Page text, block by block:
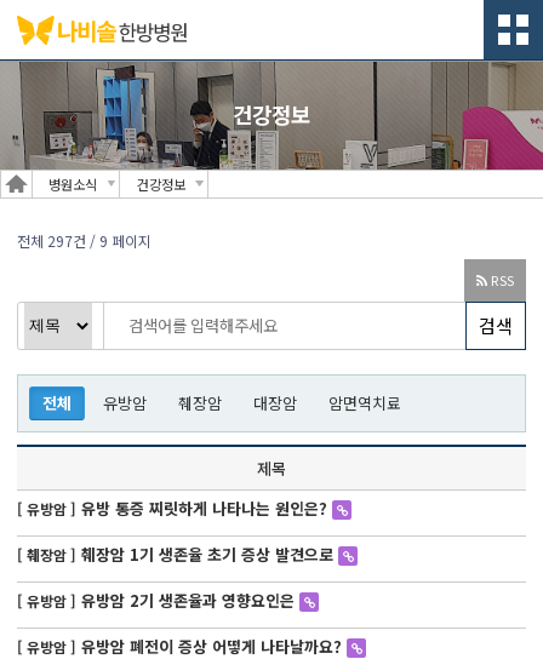
건강정보
병원소식 건강정보
전체 297건 / 9 페이지
RSS
검색
전체 유방암 췌장암 대장암 암면역치료
제목
[ 유방암 ] 유방 통증 찌릿하게 나타나는 원인은?
[ 췌장암 ] 췌장암 1기 생존율 초기 증상 발견으로
[ 유방암 ] 유방암 2기 생존율과 영향요인은
[ 유방암 ] 유방암 폐전이 증상 어떻게 나타날까요?